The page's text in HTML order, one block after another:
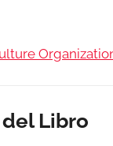
Libro